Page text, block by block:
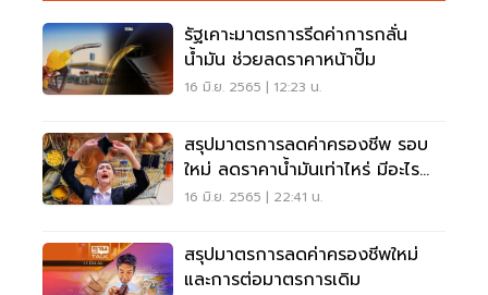
รัฐเคาะมาตรการรีดค่าการกลั่น
น้ำมัน ช่วยลดราคาหน้าปั๊ม
16 มิ.ย. 2565 | 12:23 น.
สรุปมาตรการลดค่าครองชีพ รอบ
ใหม่ ลดราคาน้ำมันเท่าไหร่ มีอะไร
ช่วยเพิ่ม
16 มิ.ย. 2565 | 22:41 น.
สรุปมาตรการลดค่าครองชีพใหม่
และการต่อมาตรการเดิม